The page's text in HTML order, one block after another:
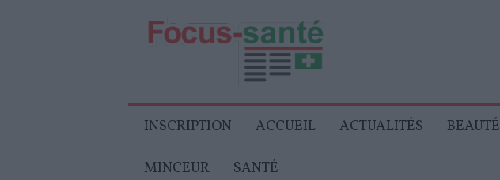
Senior
INSCRIPTION ACCUEIL ACTUALITÉS BEAUTÉ
MINCEUR SANTÉ